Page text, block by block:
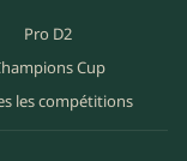
Pro D2
Cup
les compétitions